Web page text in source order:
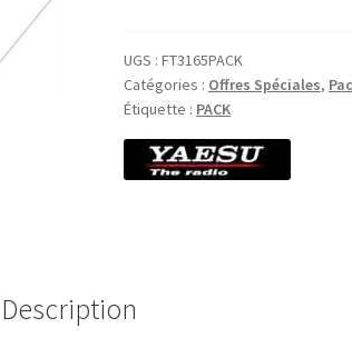
FT3165E
Poste
VHF
+
Antenne
UGS : FT3165PACK
Catégories : Offres Spéciales,
Étiquette : PACK
Description